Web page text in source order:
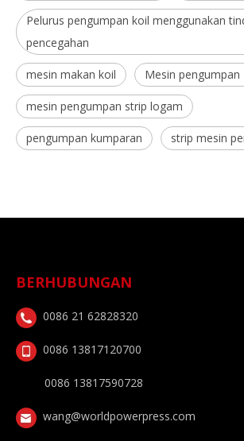
Pelurus pengumpan koil menggunakan
pencegahan
mesin makan koil Mesin pengumpan
mesin pengumpan strip logam
pengumpan kumparan strip mesin
BERHUBUNGAN
0086 21 62828320
0086 13817120700
0086 13817590728
wang@worldpowerpress.com